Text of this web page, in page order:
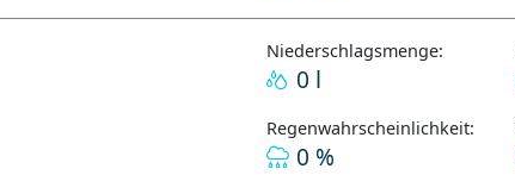
Niederschlagsmenge:
0 l
Regenwahrscheinlichkeit:
0 %